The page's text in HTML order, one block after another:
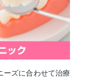
ーズに合わせて治療